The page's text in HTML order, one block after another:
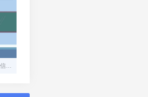
翼支付app下载安装官网电信，翼支付app下载安装